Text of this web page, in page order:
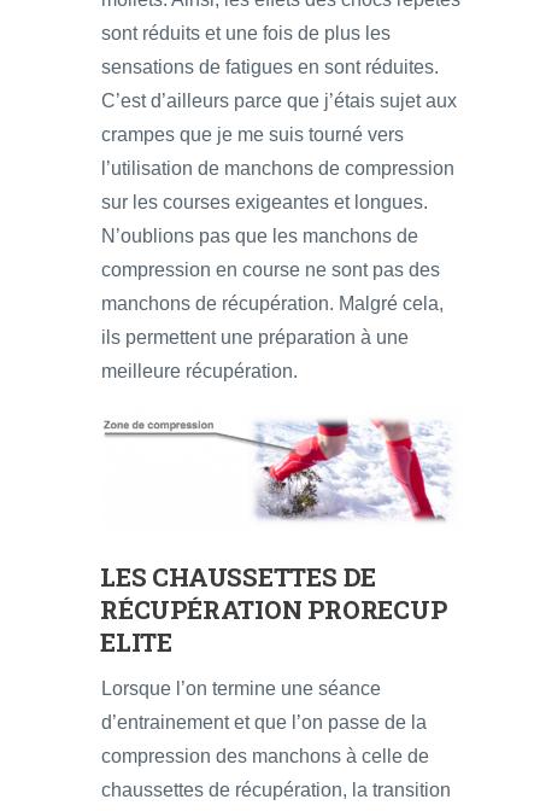
sont réduits et une fois de plus les
sensations de fatigues en sont réduites.
C’est d’ailleurs parce que j’étais sujet aux
crampes que je me suis tourné vers
l’utilisation de manchons de compression
sur les courses exigeantes et longues.
N’oublions pas que les manchons de
compression en course ne sont pas des
manchons de récupération. Malgré cela,
ils permettent une préparation à une
meilleure récupération.
LES CHAUSSETTES DE
RÉCUPÉRATION PRORECUP
ELITE
Lorsque l’on termine une séance
d’entrainement et que l’on passe de la
compression des manchons à celle de
chaussettes de récupération, la transition